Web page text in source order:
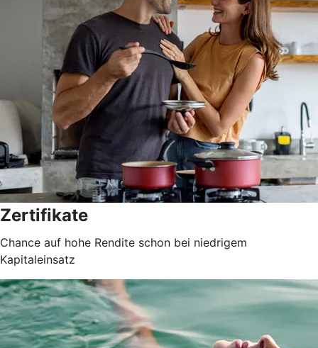
Zertifikate
Chance auf hohe Rendite schon bei niedrigem
Kapitaleinsatz